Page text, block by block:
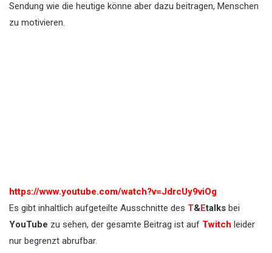
Sendung wie die heutige könne aber dazu beitragen, Menschen
zu motivieren.
https://www.youtube.com/watch?v=JdrcUy9viOg
Es gibt inhaltlich aufgeteilte Ausschnitte des T&Etalks bei
YouTube zu sehen, der gesamte Beitrag ist auf Twitch leider
nur begrenzt abrufbar.